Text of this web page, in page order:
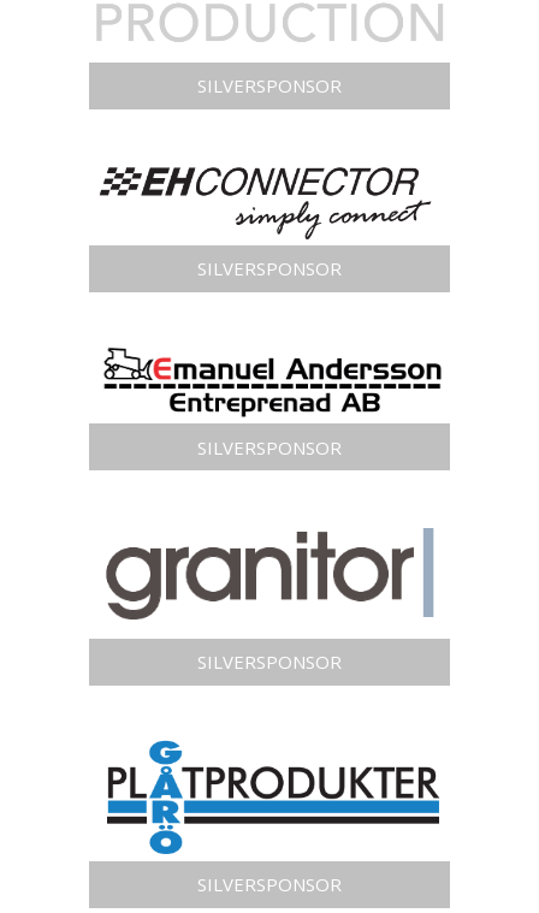
SILVERSPONSOR
SILVERSPONSOR
SILVERSPONSOR
SILVERSPONSOR
SILVERSPONSOR